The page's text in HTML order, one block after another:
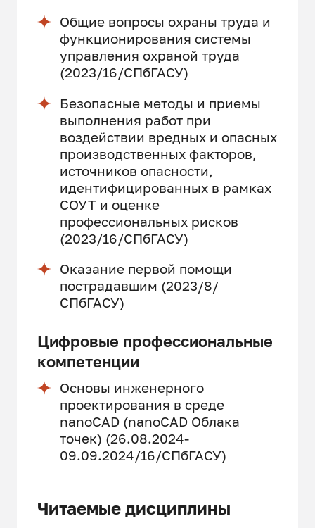
Общие вопросы охраны труда и
функционирования системы
управления охраной труда
(2023/16/СПбГАСУ)
Безопасные методы и приемы
выполнения работ при
воздействии вредных и опасных
производственных факторов,
источников опасности,
идентифицированных в рамках
СОУТ и оценке
профессиональных рисков
(2023/16/СПбГАСУ)
Оказание первой помощи
пострадавшим (2023/8/
СПбГАСУ)
Цифровые профессиональные
компетенции
Основы инженерного
проектирования в среде
nanoCAD (nanoCAD Облака
точек) (26.08.2024-
09.09.2024/16/СПбГАСУ)
Читаемые дисциплины